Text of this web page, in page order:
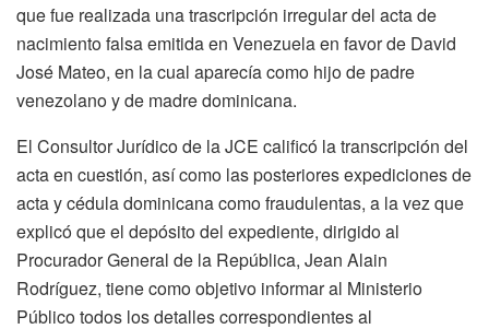
que fue realizada una trascripción irregular del acta de
nacimiento falsa emitida en Venezuela en favor de David
José Mateo, en la cual aparecía como hijo de padre
venezolano y de madre dominicana.
El Consultor Jurídico de la JCE calificó la transcripción del
acta en cuestión, así como las posteriores expediciones de
acta y cédula dominicana como fraudulentas, a la vez que
explicó que el depósito del expediente, dirigido al
Procurador General de la República, Jean Alain
Rodríguez, tiene como objetivo informar al Ministerio
Público todos los detalles correspondientes al